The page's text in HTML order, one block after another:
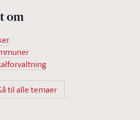
om
til alle temaer